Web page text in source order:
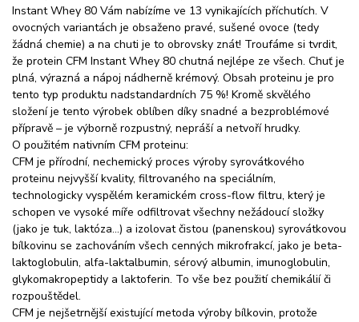
Instant Whey 80 Vám nabízíme ve 13 vynikajících příchutích. V
ovocných variantách je obsaženo pravé, sušené ovoce (tedy
žádná chemie) a na chuti je to obrovsky znát! Troufáme si tvrdit,
že protein CFM Instant Whey 80 chutná nejlépe ze všech. Chuť je
plná, výrazná a nápoj nádherně krémový. Obsah proteinu je pro
tento typ produktu nadstandardních 75 %! Kromě skvělého
složení je tento výrobek oblíben díky snadné a bezproblémové
přípravě – je výborně rozpustný, nepráší a netvoří hrudky.
O použitém nativním CFM proteinu:
CFM je přírodní, nechemický proces výroby syrovátkového
proteinu nejvyšší kvality, filtrovaného na speciálním,
technologicky vyspělém keramickém cross-flow filtru, který je
schopen ve vysoké míře odfiltrovat všechny nežádoucí složky
(jako je tuk, laktóza…) a izolovat čistou (panenskou) syrovátkovou
bílkovinu se zachováním všech cenných mikrofrakcí, jako je beta-
laktoglobulin, alfa-laktalbumin, sérový albumin, imunoglobulin,
glykomakropeptidy a laktoferin. To vše bez použití chemikálií či
rozpouštědel.
CFM je nejšetrnější existující metoda výroby bílkovin, protože